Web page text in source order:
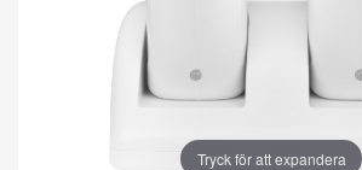
Tryck för att expandera